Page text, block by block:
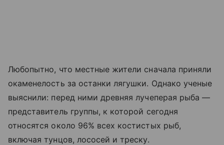
Любопытно, что местные жители сначала приняли
окаменелость за останки лягушки. Однако ученые
выяснили: перед ними древняя лучеперая рыба —
представитель группы, к которой сегодня
относятся около 96% всех костистых рыб,
включая тунцов, лососей и треску.